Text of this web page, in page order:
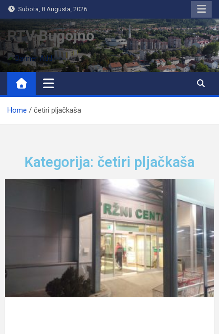
Subota, 8 Augusta, 2026
RTV Bugojno
Home četiri pljačkaša
Kategorija: četiri pljačkaša